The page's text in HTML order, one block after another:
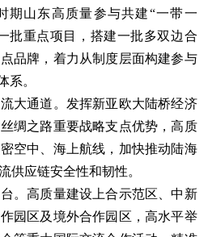
期山东高质量参与共建“一带一
批重点项目，搭建一批多双边合
品牌，着力从制度层面构建参与
系。
通道。发挥新亚欧大陆桥经济
绸之路重要战略支点优势，高质
空中、海上航线，加快推动陆海
供应链安全性和韧性。
高质量建设上合示范区、中新
园区及境外合作园区，高水平举